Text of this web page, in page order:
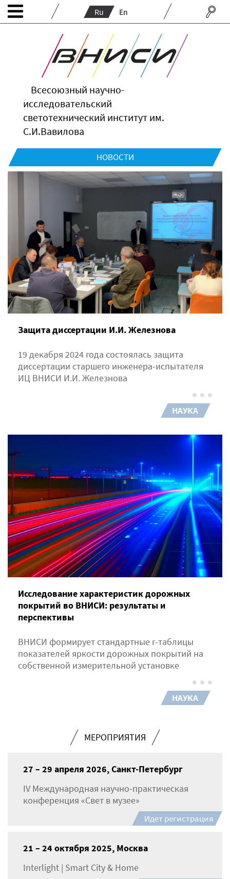
Ru En
Всесоюзный научно-
исследовательский
светотехнический институт им.
С.И.Вавилова
НОВОСТИ
Защита диссертации И.И. Железнова
19 декабря 2024 года состоялась защита
диссертации старшего инженера-испытателя
ИЦ ВНИСИ И.И. Железнова
НАУКА
Исследование характеристик дорожных
покрытий во ВНИСИ: результаты и
перспективы
ВНИСИ формирует стандартные r-таблицы
показателей яркости дорожных покрытий на
собственной измерительной установке
НАУКА
МЕРОПРИЯТИЯ
27 – 29 апреля 2026, Санкт-Петербург
IV Международная научно-практическая
конференция «Свет в музее»
Идет регистрация
21 – 24 октября 2025, Москва
Interlight | Smart City & Home